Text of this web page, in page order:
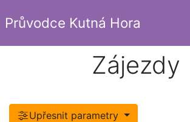
Průvodce Kutná Hora
Zájezdy
Upřesnit parametry